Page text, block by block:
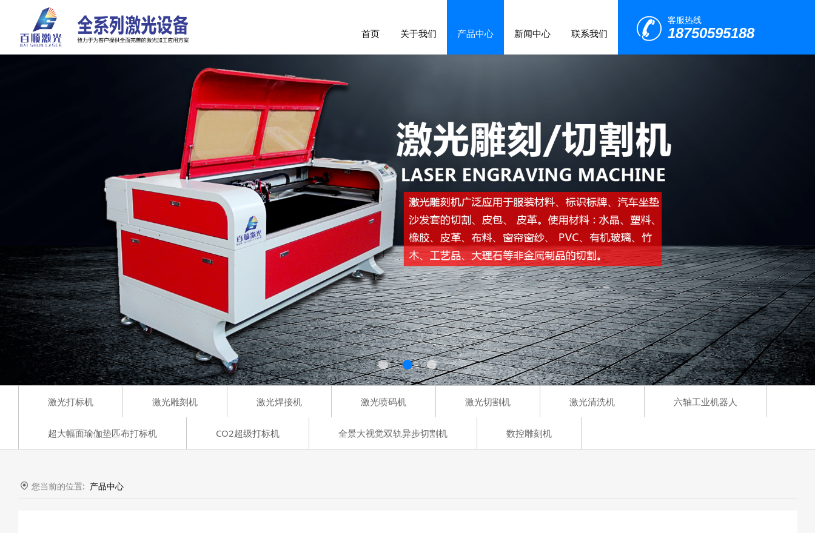
客服热线
18750595188
首页 关于我们 产品中心 新闻中心 联系我们
激光打标机 激光雕刻机 激光焊接机 激光喷码机 激光切割机 激光清洗机 六轴工业机器人
超大幅面瑜伽垫匹布打标机 CO2超级打标机 全景大视觉双轨异步切割机 数控雕刻机
您当前的位置: 产品中心